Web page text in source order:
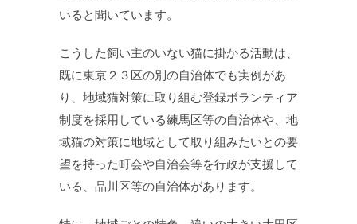
いると聞いています。
こうした飼い主のいない猫に掛かる活動は、
既に東京２３区の別の自治体でも実例があ
り、地域猫対策に取り組む登録ボランティア
制度を採用している練馬区等の自治体や、地
域猫の対策に地域として取り組みたいとの要
望を持った町会や自治会等を行政が支援して
いる、品川区等の自治体があります。